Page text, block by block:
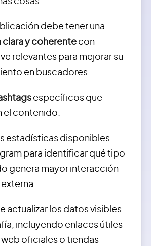
debe tener una
y coherente con
relevantes para mejorar su
en buscadores.
específicos que
el contenido.
estadísticas disponibles
para identificar qué tipo
genera mayor interacción
actualizar los datos visibles
incluyendo enlaces útiles
oficiales o tiendas